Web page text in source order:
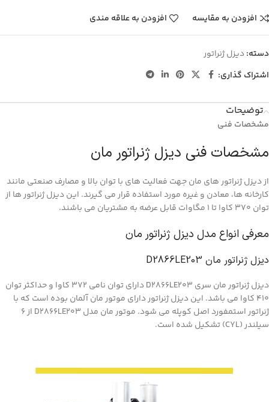
افزودن به مقایسه افزودن به علاقه مندی
دسته:دیزل ژنراتور
اشتراک گذاری:
توضیحات
مشخصات فنی
مشخصات فنی دیزل ژنراتور مان
از دیزل ژنراتور های مان جهت فعالیت های با توان بالا و مصارف صنعتی مانند
کارخانه ها، معادن و غیره مورد استفاده قرار می گیرند. این دیزل ژنراتور ها از
توان 370 کاوا تا 1 مگاوات قابل عرضه به مشتریان می باشند.
معرفی انواع مدل دیزل ژنراتور مان
دیزل ژنراتور مان D2866LE203
دیزل ژنراتور مان سری D2866LE203 دارای توان نامی 372 کاوا و حداکثر توان
410 کاوا می باشد. این دیزل ژنراتور دارای موتور مان آلمان بوده است که با
ژنراتور استمفورد اصل کوپله می شود. موتور مان مدل D2866LE203 از 6
سیلندر (CYL) تشکیل شده است.